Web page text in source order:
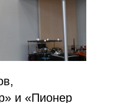
и «Пионер